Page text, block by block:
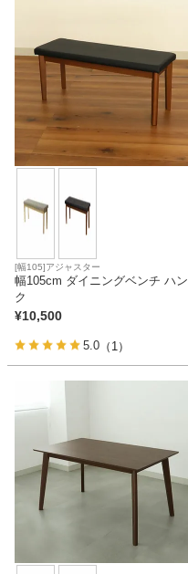
[幅105]アジャスター
幅105cm ダイニングベンチ ハン
ク
¥10,500
5.0 （1）